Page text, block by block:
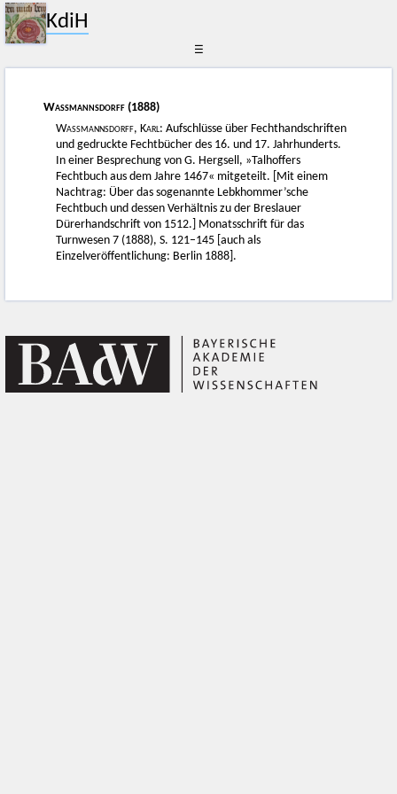
KdiH
☰
Wassmannsdorff (1888)
Wassmannsdorff, Karl: Aufschlüsse über Fechthandschriften
und gedruckte Fechtbücher des 16. und 17. Jahrhunderts.
In einer Besprechung von G. Hergsell, »Talhoffers
Fechtbuch aus dem Jahre 1467« mitgeteilt. [Mit einem
Nachtrag: Über das sogenannte Lebkhommer’sche
Fechtbuch und dessen Verhältnis zu der Breslauer
Dürerhandschrift von 1512.] Monatsschrift für das
Turnwesen 7 (1888), S. 121–145 [auch als
Einzelveröffentlichung: Berlin 1888].